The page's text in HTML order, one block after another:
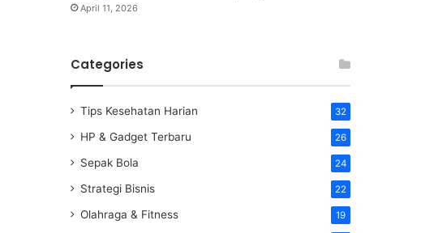
April 11, 2026
Categories
Tips Kesehatan Harian 32
HP & Gadget Terbaru 26
Sepak Bola 24
Strategi Bisnis 22
Olahraga & Fitness 19